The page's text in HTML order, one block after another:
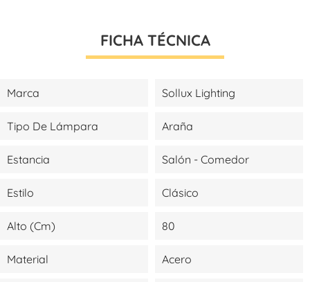
FICHA TÉCNICA
Marca Sollux Lighting
Tipo De Lámpara Araña
Estancia Salón - Comedor
Estilo Clásico
Alto (cm) 80
Material Acero